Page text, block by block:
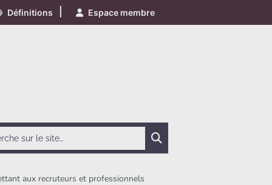
Définitions Espace membre
aux recruteurs et professionnels